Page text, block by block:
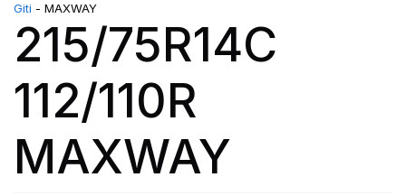
Giti - MAXWAY
215/75R14C
112/110R
MAXWAY